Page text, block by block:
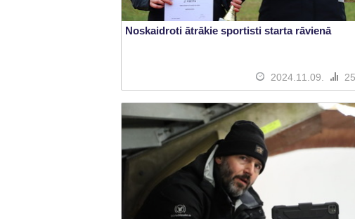
Noskaidroti ātrākie sportisti starta rāvienā
2024.11.09.